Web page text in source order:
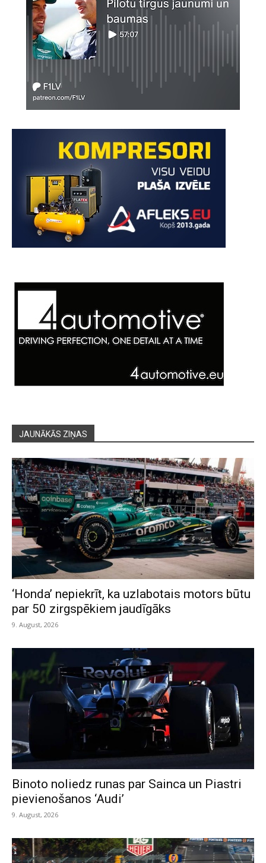
JAUNĀKĀS ZIŅAS
‘Honda’ nepiekrīt, ka uzlabotais motors būtu
par 50 zirgspēkiem jaudīgāks
9. August, 2026
Binoto noliedz runas par Sainca un Piastri
pievienošanos ‘Audi’
9. August, 2026